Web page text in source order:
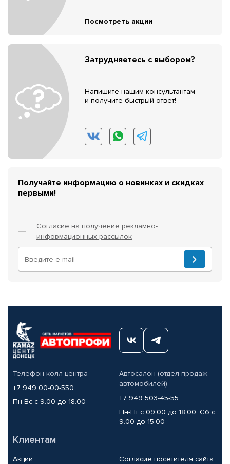
Посмотреть акции
Затрудняетесь с выбором?
Напишите нашим консультантам
и получите быстрый ответ!
Получайте информацию о новинках и скидках
первыми!
Согласие на получение рекламно-
информационных рассылок
Телефон колл-центра
+7 949 00-00-550
Пн-Вс с 9.00 до 18.00
Автосалон (отдел продаж
автомобилей)
+7 949 503-45-55
Пн-Пт с 09.00 до 18.00, Сб с
9.00 до 15.00
Клиентам
Акции Согласие посетителя сайта